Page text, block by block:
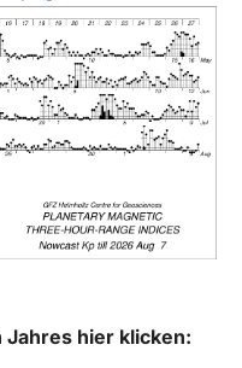
hier klicken: